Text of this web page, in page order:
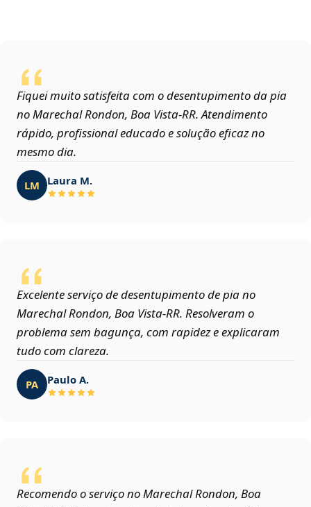
Fiquei muito satisfeita com o desentupimento da pia
no Marechal Rondon, Boa Vista‑RR. Atendimento
rápido, profissional educado e solução eficaz no
mesmo dia.
LM Laura M.
Excelente serviço de desentupimento de pia no
Marechal Rondon, Boa Vista‑RR. Resolveram o
problema sem bagunça, com rapidez e explicaram
tudo com clareza.
PA Paulo A.
Recomendo o serviço no Marechal Rondon, Boa